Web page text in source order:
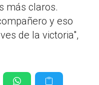
más claros.
y eso
de la victoria",